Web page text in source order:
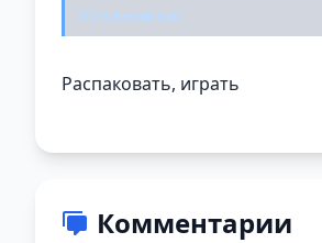
Установка:
Распаковать, играть
Комментарии